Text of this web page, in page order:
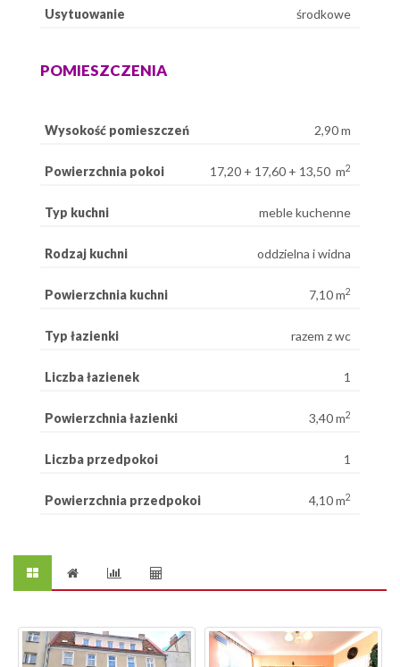
Usytuowanie środkowe
POMIESZCZENIA
Wysokość pomieszczeń 2,90 m
Powierzchnia pokoi 17,20 + 17,60 + 13,50 m2
Typ kuchni meble kuchenne
Rodzaj kuchni oddzielna i widna
Powierzchnia kuchni 7,10 m2
Typ łazienki razem z wc
Liczba łazienek 1
Powierzchnia łazienki 3,40 m2
Liczba przedpokoi 1
Powierzchnia przedpokoi 4,10 m2